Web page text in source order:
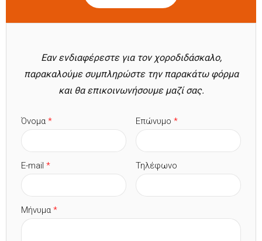
Εαν ενδιαφέρεστε για τον χοροδιδάσκαλο,
παρακαλούμε συμπληρώστε την παρακάτω φόρμα
και θα επικοινωνήσουμε μαζί σας.
Όνομα * Επώνυμο *
E-mail * Τηλέφωνο
Μήνυμα *